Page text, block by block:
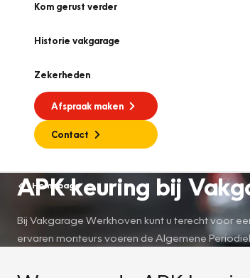
Kom gerust verder
Historie vakgarage
Zekerheden
Afspraak maken
Contact
Homepage
APK keuring bij
Bij Vakgarage Werkhoven kunt u terecht voor
ervaren monteurs voeren de Algemene